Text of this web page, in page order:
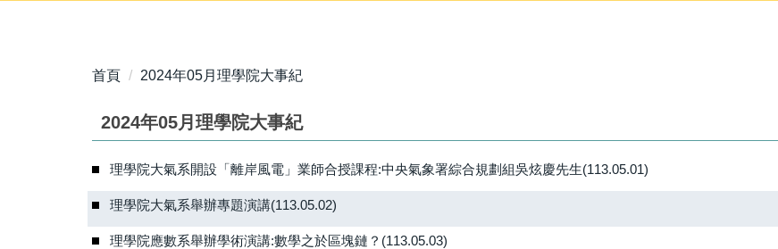
首頁 2024年05月理學院大事紀
2024年05月理學院大事紀
理學院大氣系開設「離岸風電」業師合授課程:中央氣象署綜合規劃組吳炫慶先生(113.05.01)
理學院大氣系舉辦專題演講(113.05.02)
理學院應數系舉辦學術演講:數學之於區塊鏈？(113.05.03)